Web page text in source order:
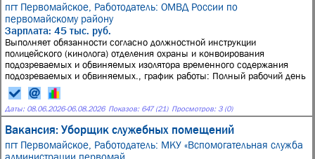
пгт Первомайское, Работодатель: ОМВД России по
первомайскому району
Зарплата: 45 тыс. руб.
Выполняет обязанности согласно должностной инструкции
полицейского (кинолога) отделения охраны и конвоирования
подозреваемых и обвиняемых изолятора временного содержания
подозреваемых и обвиняемых., график работы: Полный рабочий день
Даты: 08.06.2026-06.08.2026 Показов: 647 (21) Просмотров: 3 (0)
Вакансия: Уборщик служебных помещений
пгт Первомайское, Работодатель: МКУ «Вспомогательная служба
администрации первомай